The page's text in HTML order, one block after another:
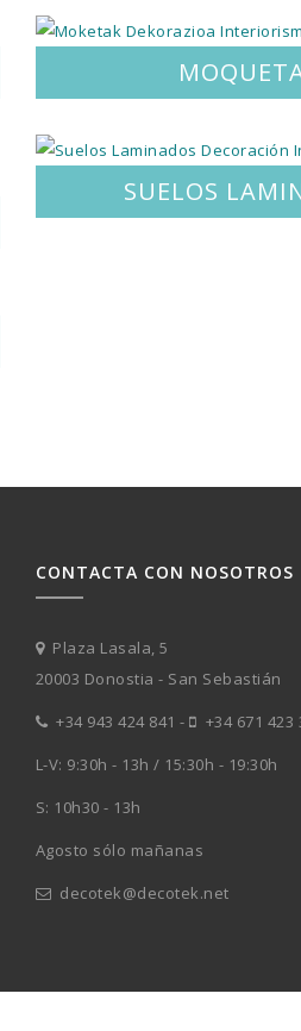
SUELOS
CONTACTA CON NOSOTROS
Plaza Lasala, 5
20003 Donostia - San Sebastián
+34 943 424 841 -
+34 671 423
L-V: 9:30h - 13h / 15:30h - 19:30h
S: 10h30 - 13h
Agosto sólo mañanas
decotek@decotek.net